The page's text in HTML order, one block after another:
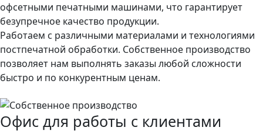
офсетными печатными машинами, что гарантирует
безупречное качество продукции.
Работаем с различными материалами и технологиями
постпечатной обработки. Собственное производство
позволяет нам выполнять заказы любой сложности
быстро и по конкурентным ценам.
Офис для работы с клиентами